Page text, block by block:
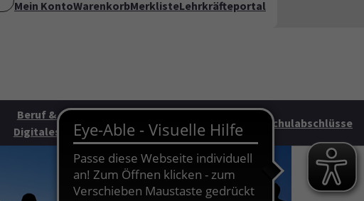
Kontakt FAQ
Mein KontoWarenkorbMerklisteLehrkräfteportal
Beruf &
Digitales
Junge vhs &
Familie
HAG Schulabschlüsse